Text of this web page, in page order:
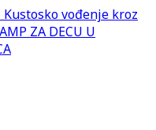
Kustosko vođenje kroz
ZA DECU U